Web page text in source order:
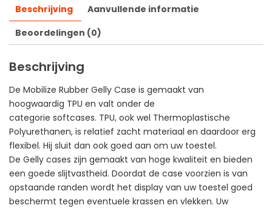
Beschrijving
Aanvullende informatie
Beoordelingen (0)
Beschrijving
De Mobilize Rubber Gelly Case is gemaakt van
hoogwaardig TPU en valt onder de
categorie softcases. TPU, ook wel Thermoplastische
Polyurethanen, is relatief zacht materiaal en daardoor erg
flexibel. Hij sluit dan ook goed aan om uw toestel.
De Gelly cases zijn gemaakt van hoge kwaliteit en bieden
een goede slijtvastheid. Doordat de case voorzien is van
opstaande randen wordt het display van uw toestel goed
beschermt tegen eventuele krassen en vlekken. Uw